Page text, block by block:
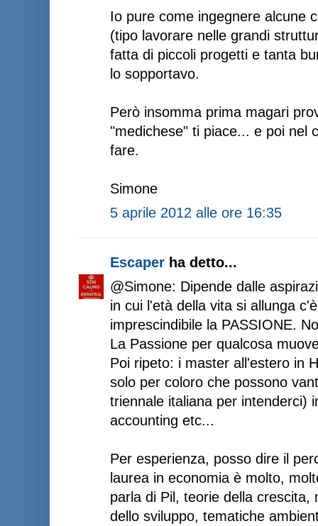
Io pure come ingegnere alcune
(tipo lavorare nelle grandi
fatta di piccoli progetti e tanta
lo sopportavo.
Però insomma prima magari
"medichese" ti piace... e poi nel
fare.
Simone
5 aprile 2012 alle ore 16:35
Escaper ha detto...
@Simone: Dipende dalle
in cui l'età della vita si allunga
imprescindibile la PASSIONE.
La Passione per qualcosa
Poi ripeto: i master all'estero in
solo per coloro che possono
triennale italiana per intenderci)
accounting etc...
Per esperienza, posso dire il
laurea in economia è molto,
parla di Pil, teorie della crescita,
dello sviluppo, tematiche